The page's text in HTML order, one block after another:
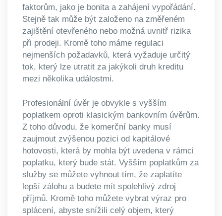
faktorům, jako je bonita a zahájení vypořádání.
Stejně tak může být založeno na změřeném
zajištění otevřeného nebo možná uvnitř rizika
při prodeji. Kromě toho máme regulaci
nejmenších požadavků, která vyžaduje určitý
tok, který lze utratit za jakýkoli druh kreditu
mezi několika událostmi.
Profesionální úvěr je obvykle s vyšším
poplatkem oproti klasickým bankovním úvěrům.
Z toho důvodu, že komerční banky musí
zaujmout zvýšenou pozici od kapitálové
hotovosti, která by mohla být uvedena v rámci
poplatku, který bude stát. Vyšším poplatkům za
služby se můžete vyhnout tím, že zaplatíte
lepší zálohu a budete mít spolehlivý zdroj
příjmů. Kromě toho můžete vybrat výraz pro
splácení, abyste snížili celý objem, který